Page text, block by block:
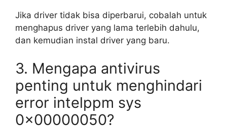
Jika driver tidak bisa diperbarui, cobalah untuk
menghapus driver yang lama terlebih dahulu,
dan kemudian instal driver yang baru.
3. Mengapa antivirus
penting untuk menghindari
error intelppm sys
0x00000050?